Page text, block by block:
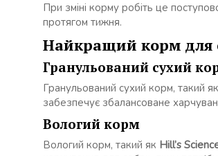
При зміні корму робіть це
протягом тижня.
Найкращий корм для
Гранульований сухий
Гранульований сухий корм, такий як
забезпечує збалансоване
Вологий корм
Вологий корм, такий як Hill’s